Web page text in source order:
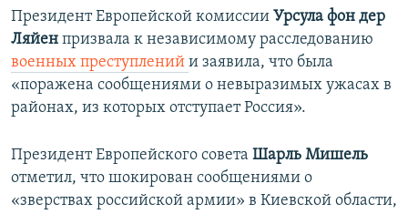
л
а
й
д
а
й
д
Президент Европейской комиссии Урсула фон дер
Ляйен призвала к независимому расследованию
военных преступлений и заявила, что была
«поражена сообщениями о невыразимых ужасах в
районах, из которых отступает Россия».
Президент Европейского совета Шарль Мишель
отметил, что шокирован сообщениями о
«зверствах российской армии» в Киевской области,